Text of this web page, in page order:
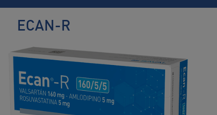
ECAN-R
Antihipertensivo
/
Hipolipemiante